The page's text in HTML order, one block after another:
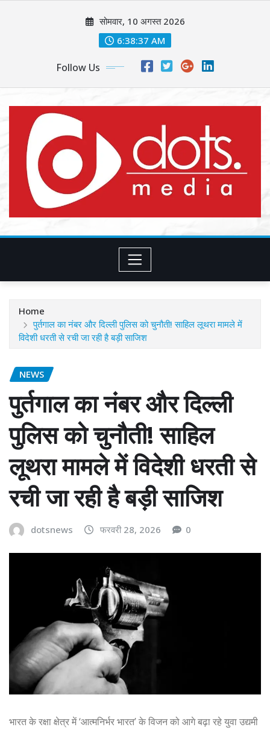
सोमवार, 10 अगस्त 2026
6:38:39 AM
Follow Us
Home
पुर्तगाल का नंबर और दिल्ली पुलिस को चुनौती! साहिल लूथरा मामले में
विदेशी धरती से रची जा रही है बड़ी साजिश
NEWS
पुर्तगाल का नंबर और दिल्ली
पुलिस को चुनौती! साहिल
लूथरा मामले में विदेशी धरती से
रची जा रही है बड़ी साजिश
dotsnews फरवरी 28, 2026 0
भारत के रक्षा क्षेत्र में ‘आत्मनिर्भर भारत’ के विजन को आगे बढ़ा रहे युवा उद्यमी